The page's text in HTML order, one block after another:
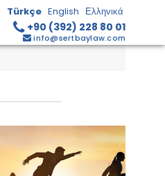
Türkçe English Ελληνικά
+90 (392) 228 80 01
info@sertbaylaw.com